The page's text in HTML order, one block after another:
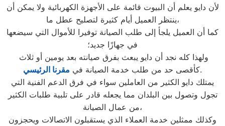
لأن دايو يعلم أن البيوت قائمة على الأجهزة الكهربائية ولا يمكن أن
ينتظر العميل أيام كثيرة لتصليح عطل ما،
كما أن العميل يلجأ إلى طلب الصيانة توفيرا للأموال التي سيضعها
في جهازًا جديد؛
كأقصى حد من طلب خدمة الصيانة في مقرنا الرئيسي
.
يمتلك دايو الكثير من العاملين سواء في فرق الدعم الفنية التي
تجول وتصول بين البلدان مما يجعله قادر على تلبية طلبات الكثير
من عمال الصيانة،
وكذلك ممثلين خدمة العملاء الذي يستقبلون الاتصالات ويحجزون